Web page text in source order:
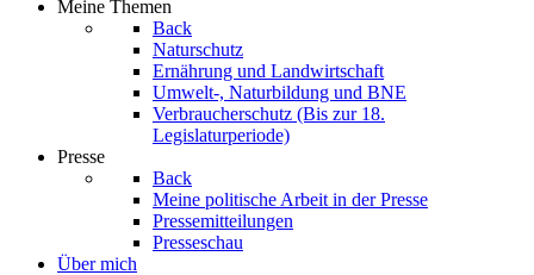
Meine Themen
Back
Naturschutz
Ernährung und Landwirtschaft
Umwelt-, Naturbildung und BNE
Verbraucherschutz (Bis zur 18.
Legislaturperiode)
Presse
Back
Meine politische Arbeit in der Presse
Pressemitteilungen
Presseschau
Über mich